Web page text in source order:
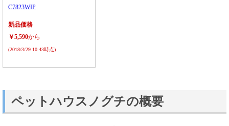
C7823WIP
新品価格
￥5,590から
(2018/3/29 10:43時点)
ペットハウスノグチの概要